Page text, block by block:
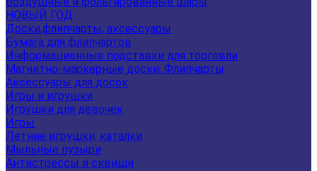
НОВЫЙ ГОД
Доски,флипчарты, аксессуары
Бумага для флипчартов
Информационные подставки для торговли
Магнитно-маркерные доски, Флипчарты
Аксессуары для досок
Игры и игрушки
Игрушки для девочек
Игры
Летние игрушки, каталки
Мыльные пузыри
Антистрессы и сквиши